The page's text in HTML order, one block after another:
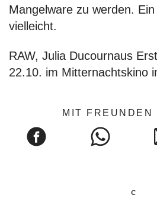
Mangelware zu werden.
vielleicht.
RAW, Julia Ducournaus
22.10. im Mitternachtskino
MIT FREUNDEN